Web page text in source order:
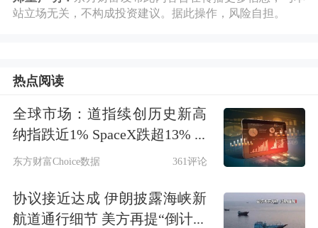
股东们希望了解，手握3973亿美元现
带领下重振。
净利增120%，现金储备达3973亿美元
创新高
韦发布的2026财年一季报显示，一季度
站立场无关，不构成投资建议。据此操作，风险自担。
热点阅读
全球市场：道指续创历史新高
纳指跌近1% SpaceX跌超13% ...
东方财富Choice数据 361评论
协议接近达成 伊朗披露海峡新
航道通行细节 美方再提“倒计...